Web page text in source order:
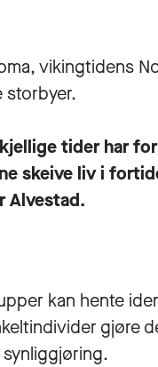
vikingtidens
storbyer.
tider har
skeive liv i
Alvestad.
kan hente
gjøre